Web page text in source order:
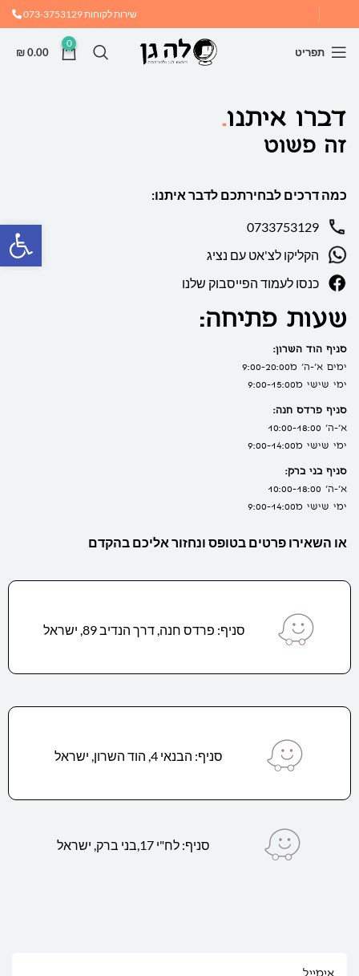
שירות לקוחות073-3753129
תפריט
0
₪0.00
דברו איתנו
זה פשוט
כמה דרכים לבחירתכם לדבר איתנו:
0733753129
הקליקו לצ'אט עם נציג
כנסו לעמוד הפייסבוק שלנו
שעות פתיחה:
סניף הוד השרון:
ימים א'-ה' מ9:00-20:00
ימי שישי מ9:00-15:00
סניף פרדס חנה:
א'-ה' 10:00-18:00
ימי שישי מ9:00-14:00
סניף בני ברק:
א'-ה' 10:00-18:00
ימי שישי מ9:00-14:00
או השאירו פרטים בטופס ונחזור אליכם בהקדם
סניף: פרדס חנה, דרך הנדיב 89, ישראל
סניף: הבנאי 4, הוד השרון, ישראל
סניף: לח"י 17,בני ברק, ישראל